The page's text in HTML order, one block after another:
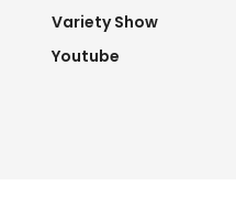
Variety Show
Youtube